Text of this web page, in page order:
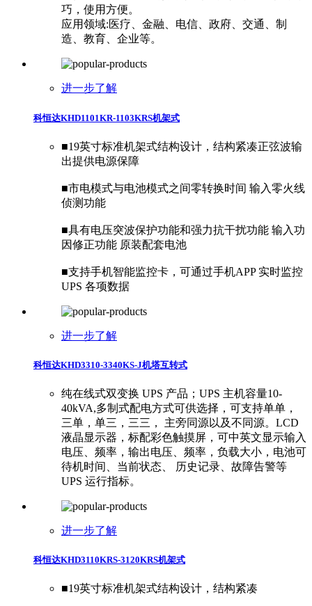
巧，使用方便。
应用领域:医疗、金融、电信、政府、交通、制
造、教育、企业等。
进一步了解
科恒达KHD1101KR-1103KRS机架式
■​19英寸标准机架式结构设计，结构紧凑正弦波输
出提供电源保障
■市电模式与电池模式之间零转换时间 输入零火线
侦测功能
■具有电压突波保护功能和强力抗干扰功能 输入功
因修正功能 原装配套电池
■支持手机智能监控卡，可通过手机APP 实时监控
UPS 各项数据
进一步了解
科恒达KHD3310-3340KS-J机塔互转式
纯在线式双变换 UPS 产品；UPS 主机容量10-
40kVA,多制式配电方式可供选择，可支持单单，
三单，单三，三三， 主旁同源以及不同源。LCD
液晶显示器，标配彩色触摸屏，可中英文显示输入
电压、频率，输出电压、频率，负载大小，电池可
待机时间、当前状态、 历史记录、故障告警等
UPS 运行指标。
进一步了解
科恒达KHD3110KRS-3120KRS机架式
■19英寸标准机架式结构设计，结构紧凑